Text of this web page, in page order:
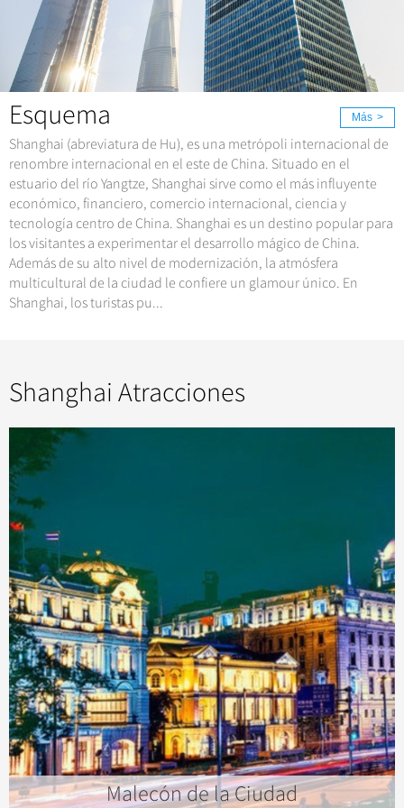
Xi'an
Sanya
Hangzhou
Guangzhou
Hongkong
Más...
Ferias
Informaciones de ferias en China
Guilin
Suzhou
Hangzhou
"El Corazón de Beijing"
Todas las ciudades
Costumbres folklóricos
Artes
Fiestas tradicionales
Músic, Danza & Ópera
Gastronomía
Deporte y Entretenimiento
Ropa y Accesorios
Arquitectura
Otras cosas
Espectáculos
Show de Acrobácia
Show de Kongfu
Impresión . Sanjie Liu
Impresión . Lijiang
Impresión . Lago de Oeste
Noticias +
Sobre destinos
Newsletters
Sobre fiestas tradicionales & eventos
Attracciones
Esquema
Shanghai (abreviatura de Hu), es una metrópoli internacional de
renombre internacional en el este de China. Situado en el
estuario del río Yangtze, Shanghai sirve como el más influyente
económico, financiero, comercio internacional, ciencia y
tecnología centro de China. Shanghai es un destino popular para
los visitantes a experimentar el desarrollo mágico de China.
Además de su alto nivel de modernización, la atmósfera
multicultural de la ciudad le confiere un glamour único. En
Shanghai, los turistas pu...
Más >
Shanghai Atracciones
Malecón de la Ciudad